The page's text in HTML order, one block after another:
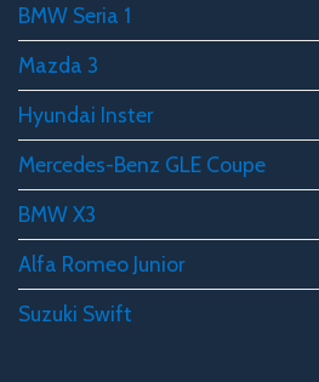
BMW Seria 1
Mazda 3
Hyundai Inster
Mercedes-Benz GLE Coupe
BMW X3
Alfa Romeo Junior
Suzuki Swift